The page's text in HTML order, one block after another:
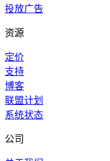
投放广告
资源
定价
支持
博客
联盟计划
系统状态
公司